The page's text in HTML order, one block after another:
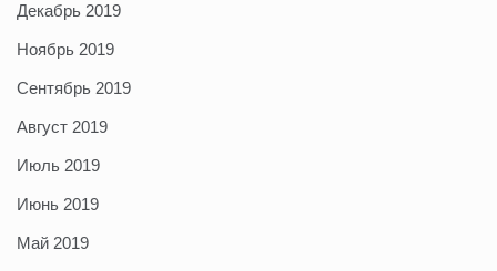
Декабрь 2019
Ноябрь 2019
Сентябрь 2019
Август 2019
Июль 2019
Июнь 2019
Май 2019